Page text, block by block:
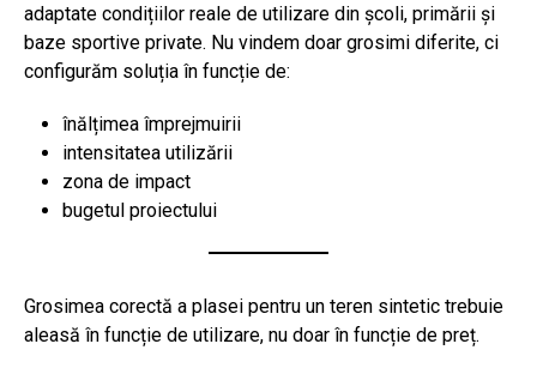
adaptate condițiilor reale de utilizare din școli, primării și
baze sportive private. Nu vindem doar grosimi diferite, ci
configurăm soluția în funcție de:
înălțimea împrejmuirii
intensitatea utilizării
zona de impact
bugetul proiectului
Grosimea corectă a plasei pentru un teren sintetic trebuie
aleasă în funcție de utilizare, nu doar în funcție de preț.